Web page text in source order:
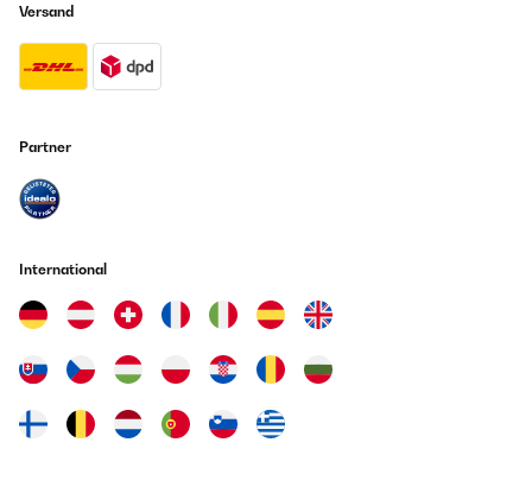
Versand
Partner
International